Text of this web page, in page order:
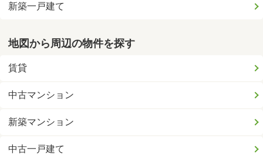
新築一戸建て
地図から周辺の物件を探す
賃貸
中古マンション
新築マンション
中古一戸建て